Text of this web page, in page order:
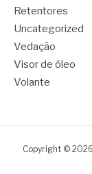
Retentores
Uncategorized
Vedação
Visor de óleo
Volante
Copyright ©